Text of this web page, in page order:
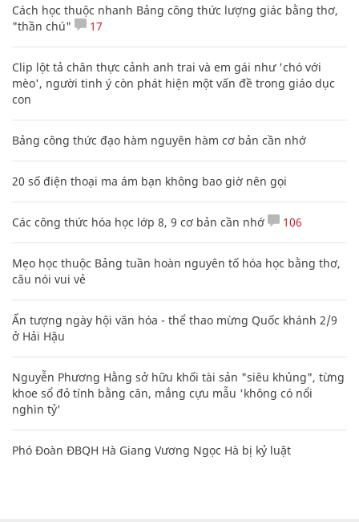
Cách học thuộc nhanh Bảng công thức lượng giác bằng thơ,
"thần chú"
17
Clip lột tả chân thực cảnh anh trai và em gái như 'chó với
mèo', người tinh ý còn phát hiện một vấn đề trong giáo dục
con
Bảng công thức đạo hàm nguyên hàm cơ bản cần nhớ
20 số điện thoại ma ám bạn không bao giờ nên gọi
Các công thức hóa học lớp 8, 9 cơ bản cần nhớ 106
Mẹo học thuộc Bảng tuần hoàn nguyên tố hóa học bằng thơ,
câu nói vui vẻ
Ấn tượng ngày hội văn hóa - thể thao mừng Quốc khánh 2/9
ở Hải Hậu
Nguyễn Phương Hằng sở hữu khối tài sản "siêu khủng", từng
khoe sổ đỏ tính bằng cân, mắng cựu mẫu 'không có nổi
nghìn tỷ'
Phó Đoàn ĐBQH Hà Giang Vương Ngọc Hà bị kỷ luật